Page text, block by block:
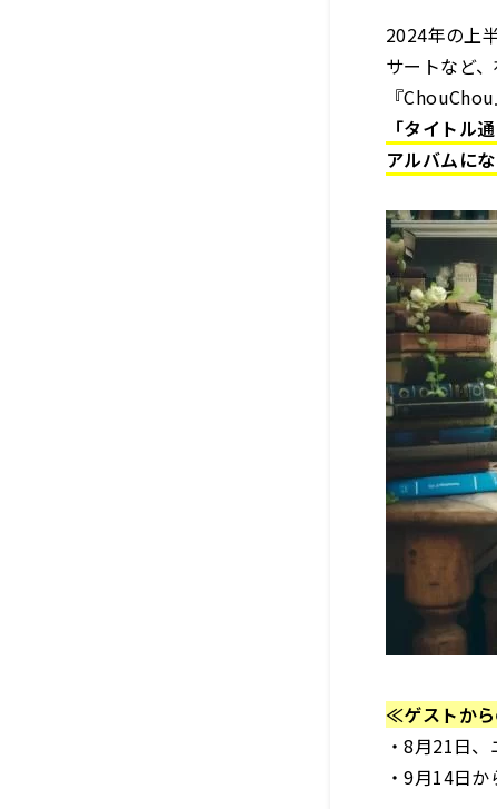
2024年の上
サートなど
『
「タイトル
アルバムに
≪ゲストか
・8月21日
・9月14日